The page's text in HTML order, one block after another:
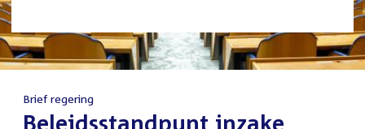
Brief regering
:Beleidsstandpunt inzake